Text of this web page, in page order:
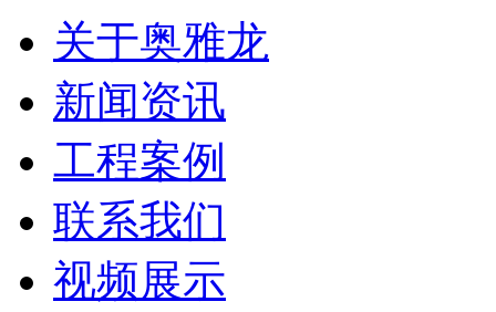
关于奥雅龙
新闻资讯
工程案例
联系我们
视频展示